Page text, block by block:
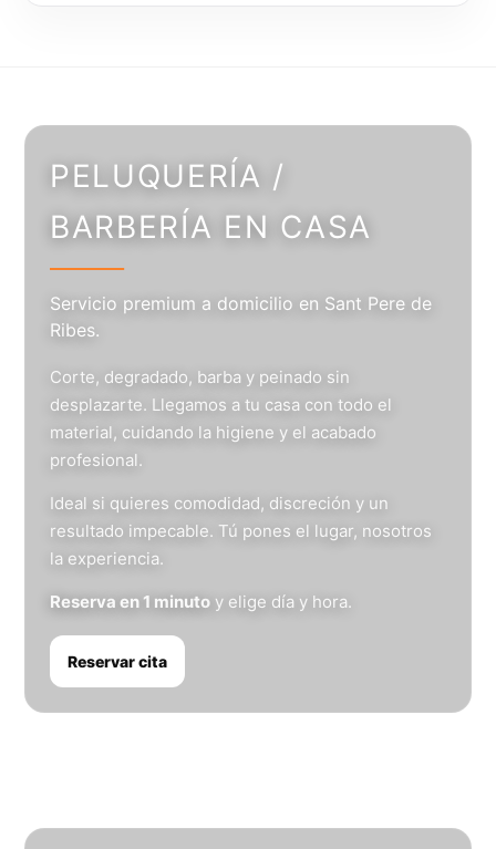
PELUQUERÍA /
BARBERÍA EN CASA
Servicio premium a domicilio en Sant Pere de
Ribes.
Corte, degradado, barba y peinado sin
desplazarte. Llegamos a tu casa con todo el
material, cuidando la higiene y el acabado
profesional.
Ideal si quieres comodidad, discreción y un
resultado impecable. Tú pones el lugar, nosotros
la experiencia.
Reserva en 1 minuto y elige día y hora.
Reservar cita